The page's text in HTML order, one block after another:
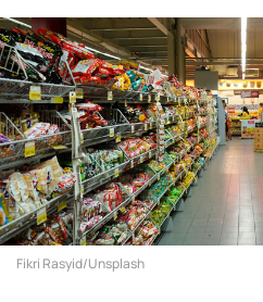
Fikri Rasyid/Unsplash